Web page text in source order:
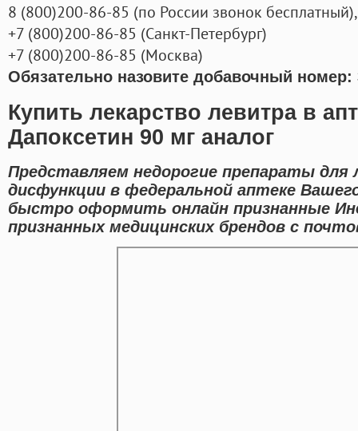
8 (800)200-86-85 (по России звонок бесплатный),
+7 (800)200-86-85 (Санкт-Петербург)
+7 (800)200-86-85 (Москва)
Обязательно назовите добавочный номер:
Купить лекарство левитра в
Дапоксетин 90 мг аналог
Представляем недорогие препараты для
дисфункции в федеральной аптеке
быстро оформить онлайн признанные
признанных медицинских брендов с